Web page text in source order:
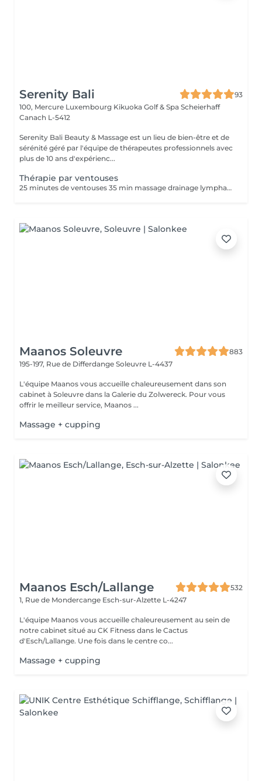
Serenity Bali
93
100, Mercure Luxembourg Kikuoka Golf & Spa Scheierhaff
Canach L-5412
Serenity Bali Beauty & Massage est un lieu de bien-être et de
sérénité géré par l'équipe de thérapeutes professionnels avec
plus de 10 ans d'expérienc...
Thérapie par ventouses
25 minutes de ventouses 35 min massage drainage lymphatique. Une forme ancienne de médecine alternative dans laquelle un thérapeute place des ventouses spéciales sur votre peau pendant quelques minutes pour créer une aspiration. Les gens l'obtiennent à de nombreuses fins, notamment pour soulager la douleur, l'inflammation, la circulation sanguine, la relaxation et le bien-être, et comme type de massage des tissus profonds.
Maanos Soleuvre
883
195-197, Rue de Differdange Soleuvre L-4437
L'équipe Maanos vous accueille chaleureusement dans son
cabinet à Soleuvre dans la Galerie du Zolwereck. Pour vous
offrir le meilleur service, Maanos ...
Massage + cupping
Maanos Esch/Lallange
532
1, Rue de Mondercange Esch-sur-Alzette L-4247
L'équipe Maanos vous accueille chaleureusement au sein de
notre cabinet situé au CK Fitness dans le Cactus
d'Esch/Lallange. Une fois dans le centre co...
Massage + cupping